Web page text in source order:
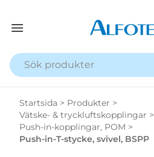
Startsida > Produkter >
Vätske- & tryckluftskopplingar >
Push-in-kopplingar, POM >
Push-in-T-stycke, svivel, BSPP